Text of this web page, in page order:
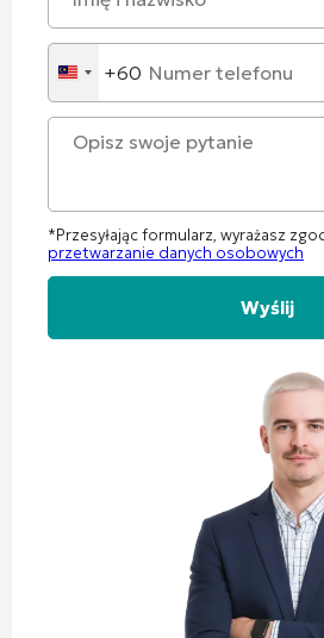
Malaysia
+60
+60
*Przesyłając formularz, wyrażasz
przetwarzanie danych osobowych